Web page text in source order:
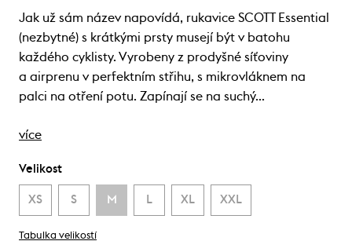
Jak už sám název napovídá, rukavice SCOTT Essential
(nezbytné) s krátkými prsty musejí být v batohu
každého cyklisty. Vyrobeny z prodyšné síťoviny
a airprenu v perfektním střihu, s mikrovláknem na
palci na otření potu. Zapínají se na suchý…
více
Velikost
XS S M L XL XXL
Tabulka velikostí